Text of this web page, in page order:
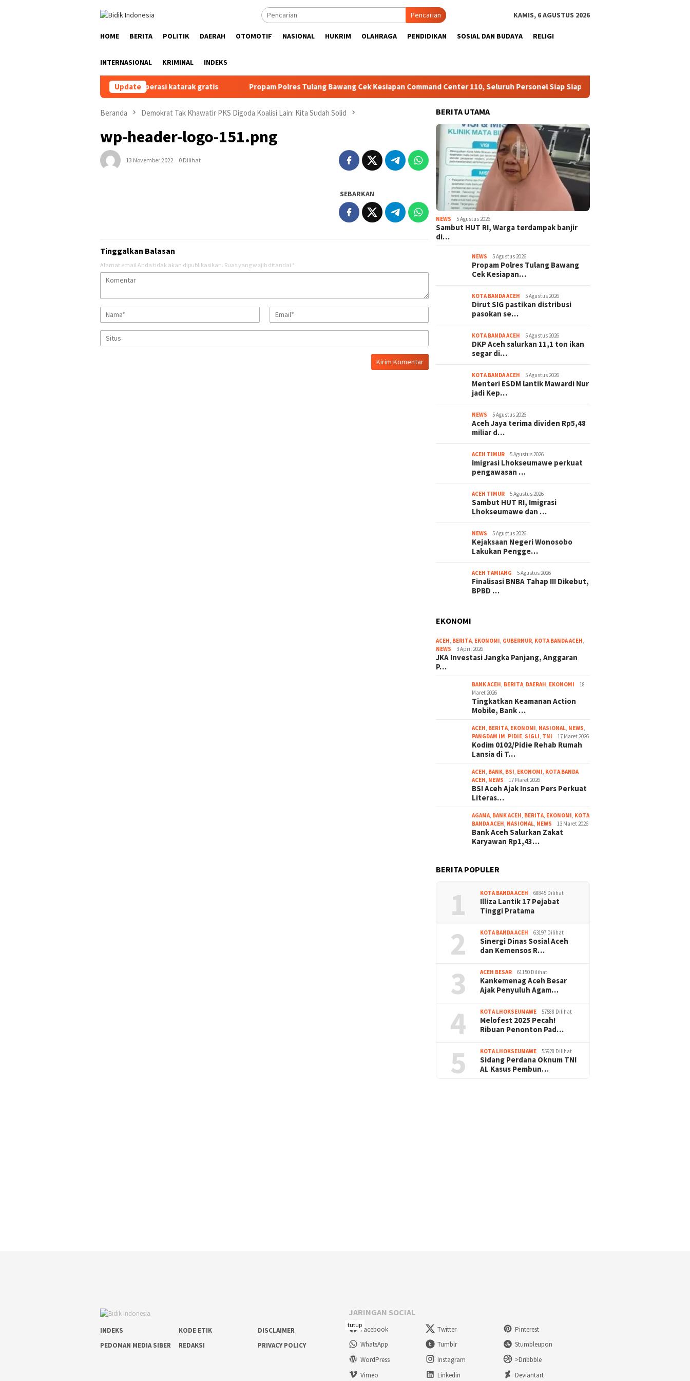
Pencarian KAMIS, 6 AGUSTUS 2026
HOME BERITA POLITIK DAERAH OTOMOTIF NASIONAL HUKRIM OLAHRAGA PENDIDIKAN SOSIAL DAN BUDAYA RELIGI
INTERNASIONAL KRIMINAL INDEKS
Update
banjir di Bireuen peroleh operasi katarak gratis Propam Polres Tulang Bawang Cek Kesiapan Command Center 110, Seluruh Personel Siap Siap Siaga Full Power
Beranda Demokrat Tak Khawatir PKS Digoda Koalisi Lain: Kita Sudah Solid
wp-header-logo-151.png
13 November 2022 0 Dilihat
SEBARKAN
Tinggalkan Balasan
Alamat email Anda tidak akan dipublikasikan. Ruas yang wajib ditandai *
BERITA UTAMA
NEWS 5 Agustus 2026
Sambut HUT RI, Warga terdampak banjir
di…
NEWS 5 Agustus 2026
Propam Polres Tulang Bawang
Cek Kesiapan…
KOTA BANDA ACEH 5 Agustus 2026
Dirut SIG pastikan distribusi
pasokan se…
KOTA BANDA ACEH 5 Agustus 2026
DKP Aceh salurkan 11,1 ton ikan
segar di…
KOTA BANDA ACEH 5 Agustus 2026
Menteri ESDM lantik Mawardi Nur
jadi Kep…
NEWS 5 Agustus 2026
Aceh Jaya terima dividen Rp5,48
miliar d…
ACEH TIMUR 5 Agustus 2026
Imigrasi Lhokseumawe perkuat
pengawasan …
ACEH TIMUR 5 Agustus 2026
Sambut HUT RI, Imigrasi
Lhokseumawe dan …
NEWS 5 Agustus 2026
Kejaksaan Negeri Wonosobo
Lakukan Pengge…
ACEH TAMIANG 5 Agustus 2026
Finalisasi BNBA Tahap III Dikebut,
BPBD …
EKONOMI
ACEH BERITA EKONOMI GUBERNUR KOTA BANDA ACEH
NEWS
3 April 2026
JKA Investasi Jangka Panjang, Anggaran
P…
BANK ACEH BERITA DAERAH EKONOMI
18
Maret 2026
Tingkatkan Keamanan Action
Mobile, Bank …
ACEH BERITA EKONOMI NASIONAL NEWS
PANGDAM IM PIDIE SIGLI TNI 17 Maret 2026
Kodim 0102/Pidie Rehab Rumah
Lansia di T…
ACEH BANK BSI EKONOMI KOTA BANDA
ACEH NEWS 17 Maret 2026
BSI Aceh Ajak Insan Pers Perkuat
Literas…
AGAMA BANK ACEH BERITA EKONOMI KOTA
BANDA ACEH NASIONAL NEWS 13 Maret 2026
Bank Aceh Salurkan Zakat
Karyawan Rp1,43…
BERITA POPULER
1 KOTA BANDA ACEH 68845 Dilihat
Illiza Lantik 17 Pejabat
Tinggi Pratama
2 KOTA BANDA ACEH 63197 Dilihat
Sinergi Dinas Sosial Aceh
dan Kemensos R…
3 ACEH BESAR 61150 Dilihat
Kankemenag Aceh Besar
Ajak Penyuluh Agam…
4 KOTA LHOKSEUMAWE 57588 Dilihat
Melofest 2025 Pecah!
Ribuan Penonton Pad…
5 KOTA LHOKSEUMAWE 55928 Dilihat
Sidang Perdana Oknum TNI
AL Kasus Pembun…
INDEKS KODE ETIK
DISCLAIMER
PEDOMAN MEDIA SIBER
REDAKSI PRIVACY POLICY
JARINGAN SOCIAL
Facebook Twitter
Pinterest
WhatsApp
Tumblr
Stumbleupon
WordPress
Instagram
>Dribbble
Vimeo
Linkedin Deviantart
tutup